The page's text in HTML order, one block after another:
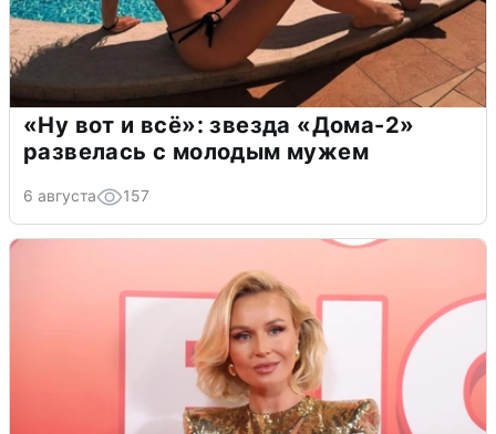
«Ну вот и всё»: звезда «Дома-2»
развелась с молодым мужем
6 августа 157